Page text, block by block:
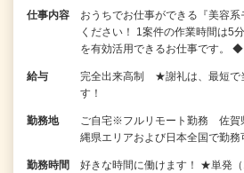
仕事内容
おうちでお仕事ができる『美容
ください！ 1案件の作業時間は5
を有効活用できるお仕事です。
給与
完全出来高制 ★謝礼は、最短で
す！
勤務地
ご自宅※フルリモート勤務 佐賀
縄県エリアおよび日本全国で勤務
勤務時間
好きな時間に働けます！ ★単発